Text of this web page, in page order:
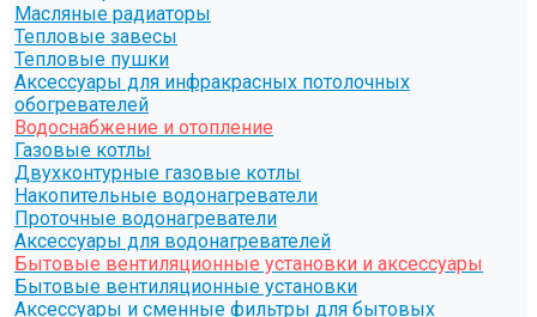
Масляные радиаторы
Тепловые завесы
Тепловые пушки
Аксессуары для инфракрасных потолочных
обогревателей
Водоснабжение и отопление
Газовые котлы
Двухконтурные газовые котлы
Накопительные водонагреватели
Проточные водонагреватели
Аксессуары для водонагревателей
Бытовые вентиляционные установки и аксессуары
Бытовые вентиляционные установки
Аксессуары и сменные фильтры для бытовых